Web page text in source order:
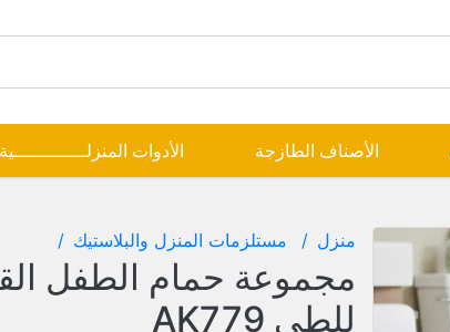
الأصناف الطازجة الأدوات المنزلـــــــــــــية
منزل مستلزمات المنزل والبلاستيك
مجموعة حمام الطفل
للطي AK779